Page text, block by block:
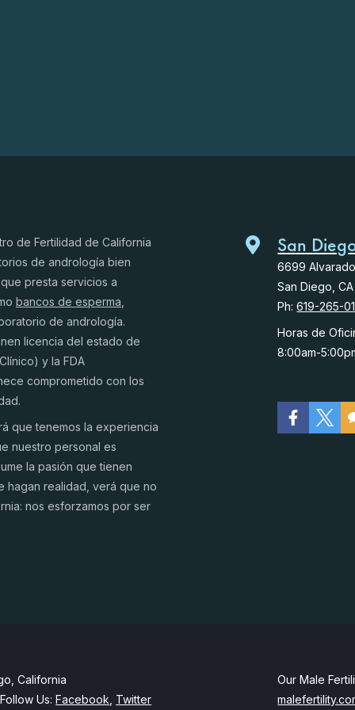
de Fertilidad de California
de andrología bien
presta servicios a
bancos de esperma
de andrología.
licencia del estado de
y la FDA
comprometido con los
que tenemos la experiencia
nuestro personal es
la pasión que tienen
hagan realidad, verá que no
nos esforzamos por ser
San
6699
San Diego,
Ph:619-265-
Horas de
8:00am-
California
Us:Facebook Twitter
Our Male